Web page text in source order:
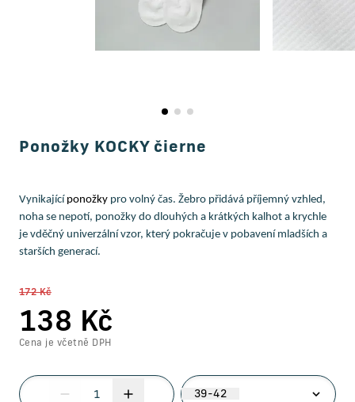
Ponožky KOCKY čierne
Vynikající ponožky pro volný čas. Žebro přidává příjemný vzhled,
noha se nepotí, ponožky do dlouhých a krátkých kalhot a krychle
je vděčný univerzální vzor, ​​který pokračuje v pobavení mladších a
starších generací.
172 Kč
138 Kč
Cena je včetně DPH
39-42